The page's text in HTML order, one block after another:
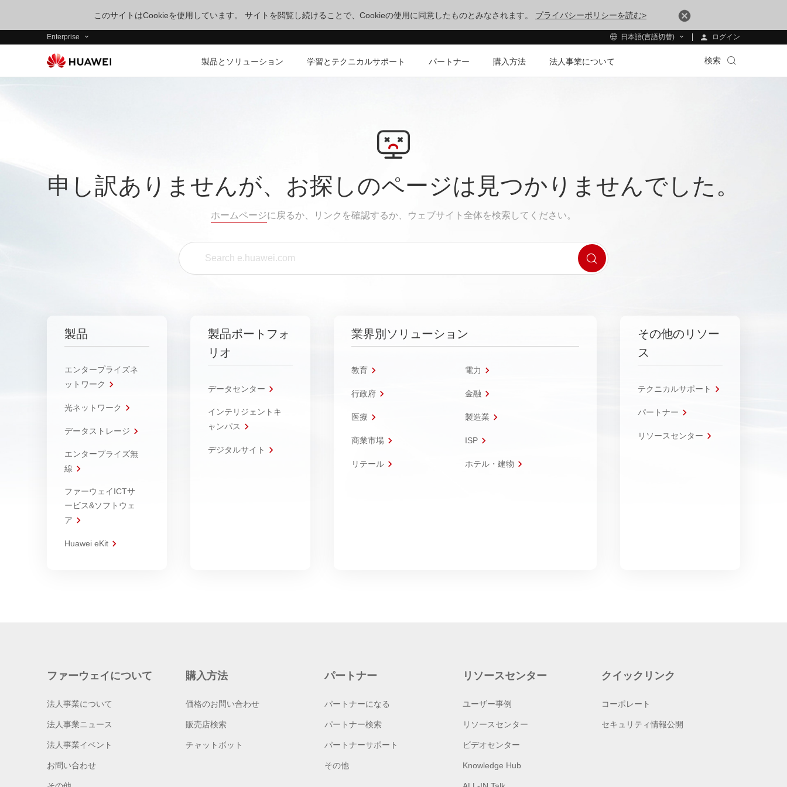
このサイトはCookieを使用しています。 サイトを閲覧し続けることで、Cookieの使用に同意したものとみなされます。 プライバシーポリシーを読む>
Enterprise 日本語(言語切替) ログイン
製品とソリューション 学習とテクニカルサポート パートナー 購入方法 法人事業について 検索
申し訳ありませんが、お探しのページは見つかりませんでした。
ホームページに戻るか、リンクを確認するか、ウェブサイト全体を検索してください。
製品
エンタープライズネ
ットワーク
光ネットワーク
データストレージ
エンタープライズ無
線
ファーウェイICTサ
ービス&ソフトウェ
ア
Huawei eKit
製品ポートフォ
リオ
データセンター
インテリジェントキ
ャンパス
デジタルサイト
業界別ソリューション
教育 電力
行政府 金融
医療 製造業
商業市場 ISP
リテール ホテル・建物
その他のリソー
ス
テクニカルサポート
パートナー
リソースセンター
ファーウェイについて
法人事業について
法人事業ニュース
法人事業イベント
お問い合わせ
購入方法
価格のお問い合わせ
販売店検索
チャットボット
パートナー
パートナーになる
パートナー検索
パートナーサポート
その他
リソースセンター
ユーザー事例
リソースセンター
ビデオセンター
Knowledge Hub
クイックリンク
コーポレート
セキュリティ情報公開